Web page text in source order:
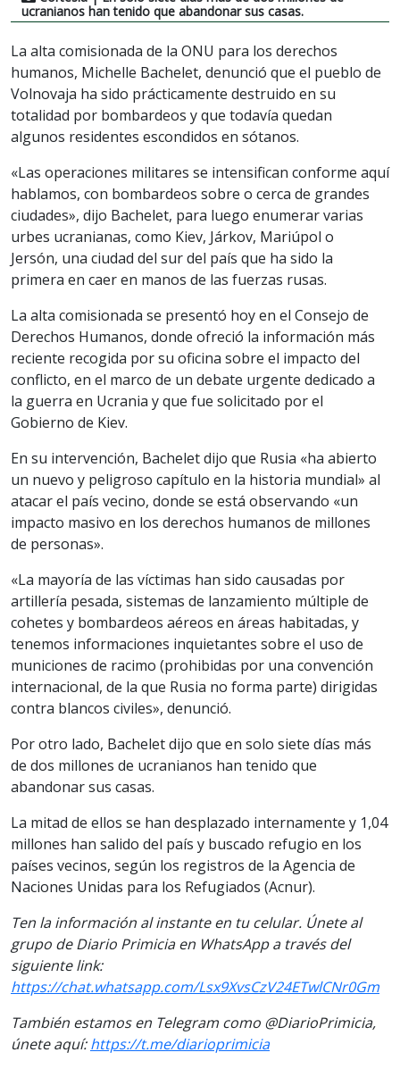
ucranianos han tenido que abandonar sus casas.
La alta comisionada de la ONU para los derechos
humanos, Michelle Bachelet, denunció que el pueblo de
Volnovaja ha sido prácticamente destruido en su
totalidad por bombardeos y que todavía quedan
algunos residentes escondidos en sótanos.
«Las operaciones militares se intensifican conforme aquí
hablamos, con bombardeos sobre o cerca de grandes
ciudades», dijo Bachelet, para luego enumerar varias
urbes ucranianas, como Kiev, Járkov, Mariúpol o
Jersón, una ciudad del sur del país que ha sido la
primera en caer en manos de las fuerzas rusas.
La alta comisionada se presentó hoy en el Consejo de
Derechos Humanos, donde ofreció la información más
reciente recogida por su oficina sobre el impacto del
conflicto, en el marco de un debate urgente dedicado a
la guerra en Ucrania y que fue solicitado por el
Gobierno de Kiev.
En su intervención, Bachelet dijo que Rusia «ha abierto
un nuevo y peligroso capítulo en la historia mundial» al
atacar el país vecino, donde se está observando «un
impacto masivo en los derechos humanos de millones
de personas».
«La mayoría de las víctimas han sido causadas por
artillería pesada, sistemas de lanzamiento múltiple de
cohetes y bombardeos aéreos en áreas habitadas, y
tenemos informaciones inquietantes sobre el uso de
municiones de racimo (prohibidas por una convención
internacional, de la que Rusia no forma parte) dirigidas
contra blancos civiles», denunció.
Por otro lado, Bachelet dijo que en solo siete días más
de dos millones de ucranianos han tenido que
abandonar sus casas.
La mitad de ellos se han desplazado internamente y 1,04
millones han salido del país y buscado refugio en los
países vecinos, según los registros de la Agencia de
Naciones Unidas para los Refugiados (Acnur).
Ten la información al instante en tu celular. Únete al
grupo de Diario Primicia en WhatsApp a través del
siguiente link:
https://chat.whatsapp.com/Lsx9XvsCzV24ETwlCNr0Gm
También estamos en Telegram como @DiarioPrimicia,
únete aquí:https://t.me/diarioprimicia